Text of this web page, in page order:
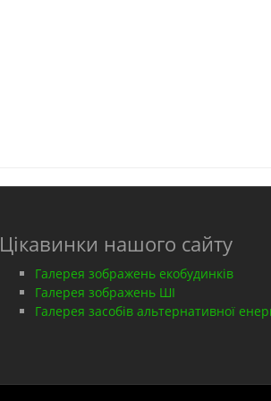
Цікавинки нашого сайту
Галерея зображень екобудинків
Галерея зображень ШІ
Галерея засобів альтернативної